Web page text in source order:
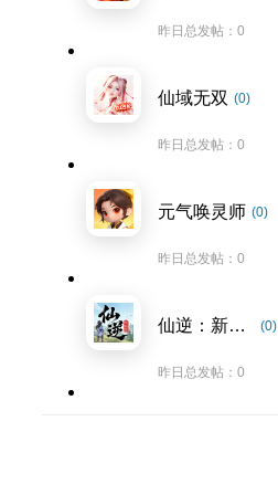
昨日总发帖：0
仙域无双 (0)
昨日总发帖：0
元气唤灵师 (0)
昨日总发帖：0
仙逆：新世界 (0)
昨日总发帖：0